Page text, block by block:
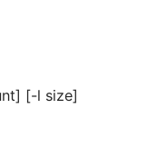
[-l size]